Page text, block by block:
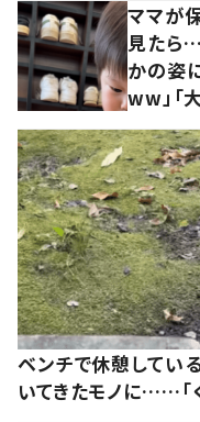
ママが
見たら
かの姿
ww」「
ベンチで休憩してい
いてきたモノに……「